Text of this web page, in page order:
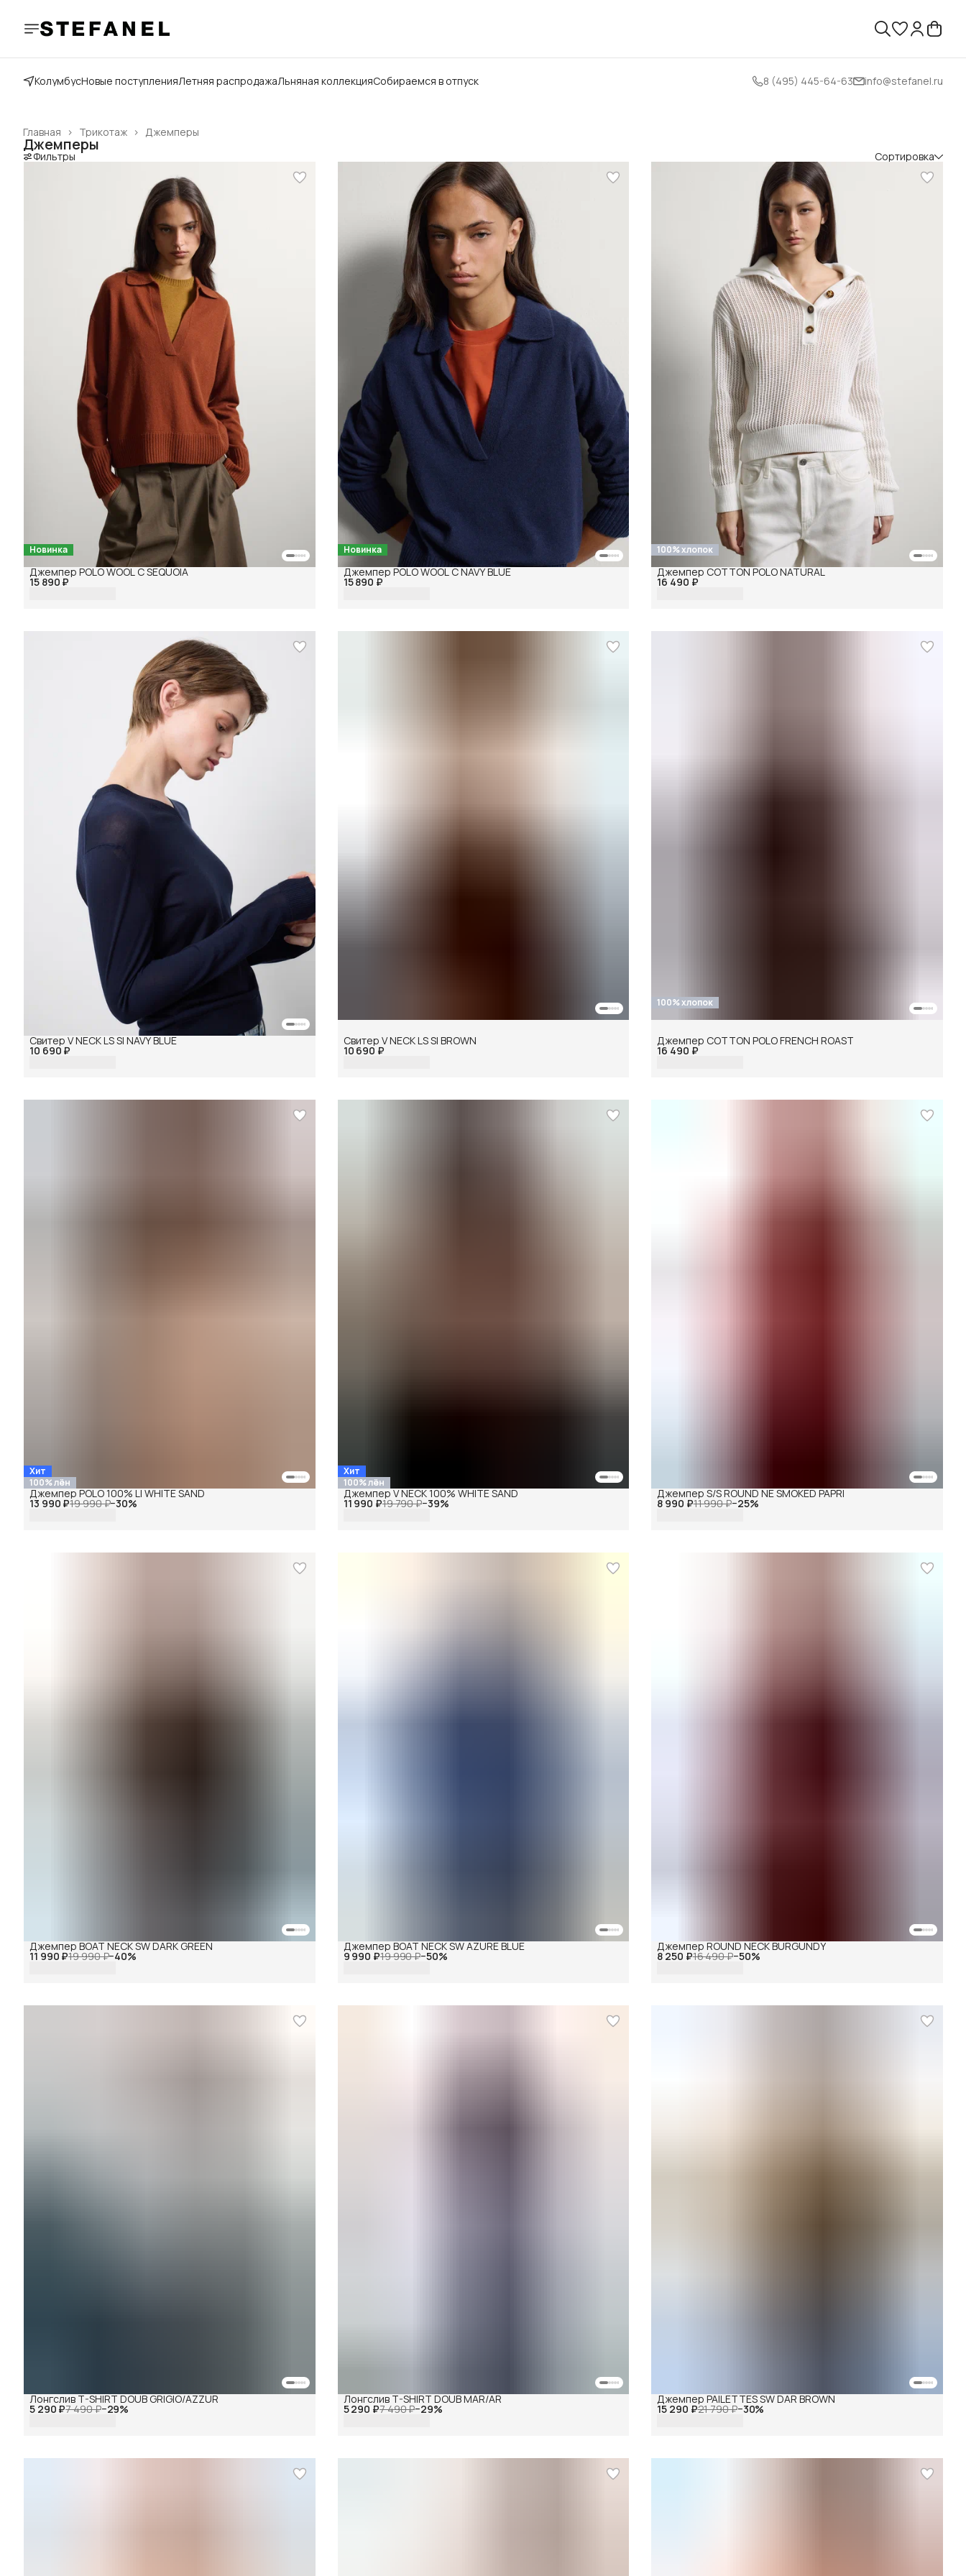
КолумбусНовые поступленияЛетняя распродажаЛьняная коллекцияСобираемся в отпуск 8 (495) 445-64-63 info@stefanel.ru
Джемперы
Трикотаж ›
Главная ›
Джемперы
Фильтры Сортировка
Новинка
15 890 ₽
Джемпер POLO WOOL C SEQUOIA
Новинка
15 890 ₽
Джемпер POLO WOOL C NAVY BLUE
100% хлопок
16 490 ₽
Джемпер COTTON POLO NATURAL
10 690 ₽
Свитер V NECK LS SI NAVY BLUE
10 690 ₽
Свитер V NECK LS SI BROWN
100% хлопок
16 490 ₽
Джемпер COTTON POLO FRENCH ROAST
Хит
100% лён
13 990 ₽19 990 ₽−30%
Джемпер POLO 100% LI WHITE SAND
Хит
100% лён
11 990 ₽19 790 ₽−39%
Джемпер V NECK 100% WHITE SAND
8 990 ₽11 990 ₽−25%
Джемпер S/S ROUND NE SMOKED PAPRI
11 990 ₽19 990 ₽−40%
Джемпер BOAT NECK SW DARK GREEN
9 990 ₽19 990 ₽−50%
Джемпер BOAT NECK SW AZURE BLUE
8 250 ₽16 490 ₽−50%
Джемпер ROUND NECK BURGUNDY
5 290 ₽7 490 ₽−29%
Лонгслив T-SHIRT DOUB GRIGIO/AZZUR
5 290 ₽7 490 ₽−29%
Лонгслив T-SHIRT DOUB MAR/AR
15 290 ₽21 790 ₽−30%
Джемпер PAILETTES SW DAR BROWN